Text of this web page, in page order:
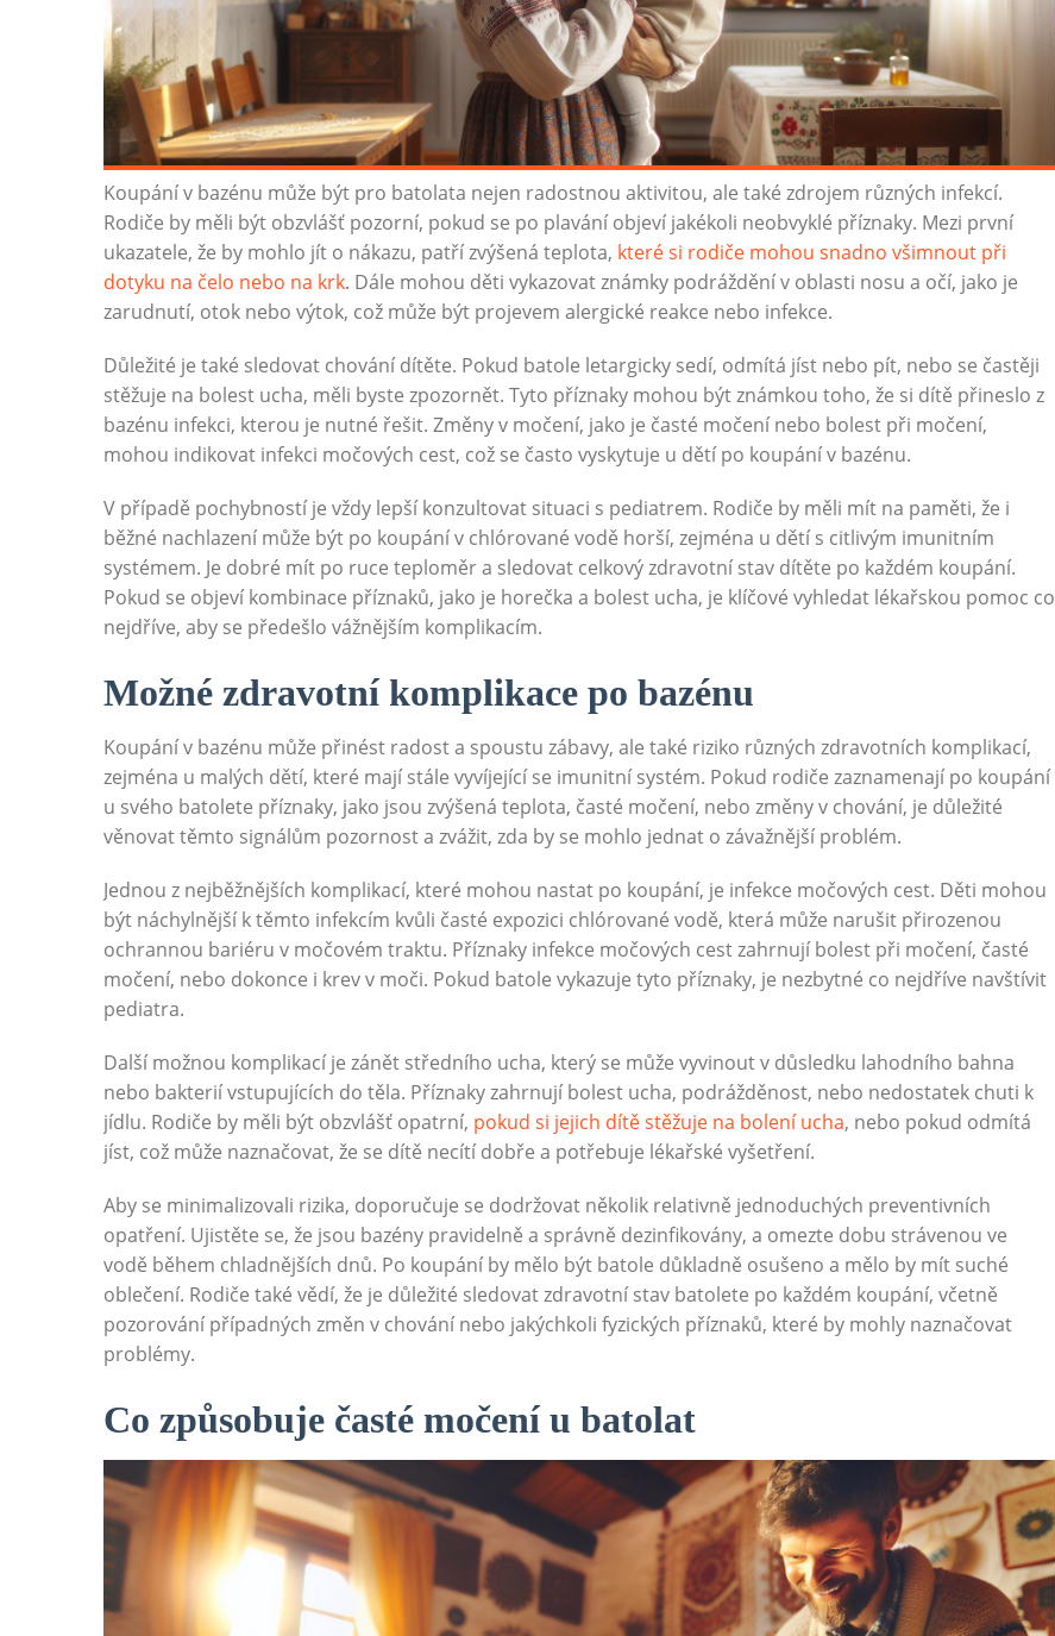
Koupání v bazénu může být pro batolata nejen radostnou aktivitou, ale také zdrojem různých infekcí.
Rodiče by měli být obzvlášť pozorní, pokud se po plavání objeví jakékoli neobvyklé příznaky. Mezi první
ukazatele, že by mohlo jít o nákazu, patří zvýšená teplota, které si rodiče mohou snadno všimnout při
dotyku na čelo nebo na krk. Dále mohou děti vykazovat známky podráždění v oblasti nosu a očí, jako je
zarudnutí, otok nebo výtok, což může být projevem alergické reakce nebo infekce.
Důležité je také sledovat chování dítěte. Pokud batole letargicky sedí, odmítá jíst nebo pít, nebo se častěji
stěžuje na bolest ucha, měli byste zpozornět. Tyto příznaky mohou být známkou toho, že si dítě přineslo z
bazénu infekci, kterou je nutné řešit. Změny v močení, jako je časté močení nebo bolest při močení,
mohou indikovat infekci močových cest, což se často vyskytuje u dětí po koupání v bazénu.
V případě pochybností je vždy lepší konzultovat situaci s pediatrem. Rodiče by měli mít na paměti, že i
běžné nachlazení může být po koupání v chlórované vodě horší, zejména u dětí s citlivým imunitním
systémem. Je dobré mít po ruce teploměr a sledovat celkový zdravotní stav dítěte po každém koupání.
Pokud se objeví kombinace příznaků, jako je horečka a bolest ucha, je klíčové vyhledat lékařskou pomoc co
nejdříve, aby se předešlo vážnějším komplikacím.
Možné zdravotní komplikace po bazénu
Koupání v bazénu může přinést radost a spoustu zábavy, ale také riziko různých zdravotních komplikací,
zejména u malých dětí, které mají stále vyvíjející se imunitní systém. Pokud rodiče zaznamenají po koupání
u svého batolete příznaky, jako jsou zvýšená teplota, časté močení, nebo změny v chování, je důležité
věnovat těmto signálům pozornost a zvážit, zda by se mohlo jednat o závažnější problém.
Jednou z nejběžnějších komplikací, které mohou nastat po koupání, je infekce močových cest. Děti mohou
být náchylnější k těmto infekcím kvůli časté expozici chlórované vodě, která může narušit přirozenou
ochrannou bariéru v močovém traktu. Příznaky infekce močových cest zahrnují bolest při močení, časté
močení, nebo dokonce i krev v moči. Pokud batole vykazuje tyto příznaky, je nezbytné co nejdříve navštívit
pediatra.
Další možnou komplikací je zánět středního ucha, který se může vyvinout v důsledku lahodního bahna
nebo bakterií vstupujících do těla. Příznaky zahrnují bolest ucha, podrážděnost, nebo nedostatek chuti k
jídlu. Rodiče by měli být obzvlášť opatrní, pokud si jejich dítě stěžuje na bolení ucha, nebo pokud odmítá
jíst, což může naznačovat, že se dítě necítí dobře a potřebuje lékařské vyšetření.
Aby se minimalizovali rizika, doporučuje se dodržovat několik relativně jednoduchých preventivních
opatření. Ujistěte se, že jsou bazény pravidelně a správně dezinfikovány, a omezte dobu strávenou ve
vodě během chladnějších dnů. Po koupání by mělo být batole důkladně osušeno a mělo by mít suché
oblečení. Rodiče také vědí, že je důležité sledovat zdravotní stav batolete po každém koupání, včetně
pozorování případných změn v chování nebo jakýchkoli fyzických příznaků, které by mohly naznačovat
problémy.
Co způsobuje časté močení u batolat